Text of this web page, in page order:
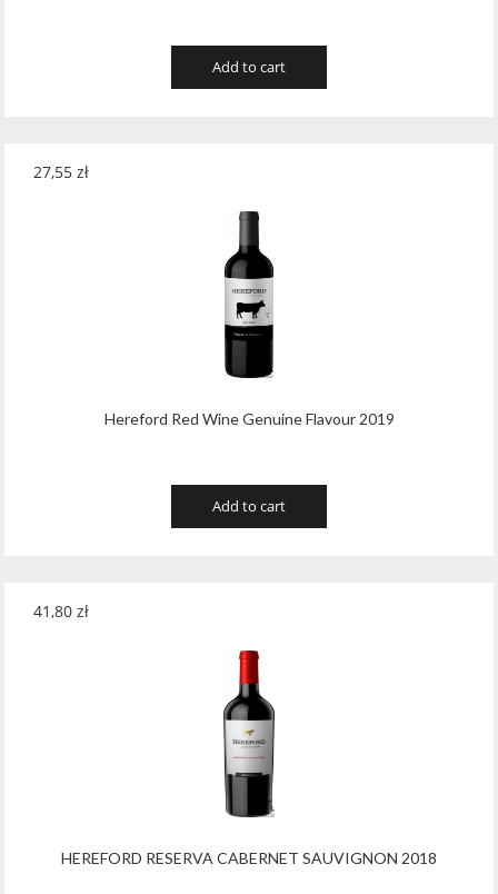
Add to cart
Hereford Red Wine Genuine Flavour 2019
27,55 zł
Add to cart
HEREFORD RESERVA CABERNET SAUVIGNON 2018
41,80 zł